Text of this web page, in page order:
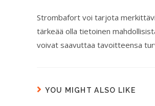
Strombafort voi tarjota
tärkeää olla tietoinen
voivat saavuttaa tavoitteensa
YOU MIGHT ALSO LIKE